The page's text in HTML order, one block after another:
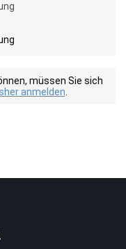
müssen Sie sich
anmelden